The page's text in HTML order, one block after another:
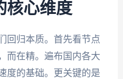
核心维度
回归本质。首先看节点
而在精。遍布国内各大
度的基础。更关键的是